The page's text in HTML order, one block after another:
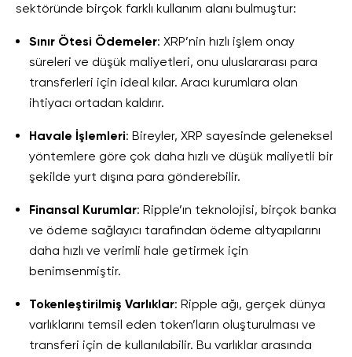
sektöründe birçok farklı kullanım alanı bulmuştur:
Sınır Ötesi Ödemeler: XRP’nin hızlı işlem onay
süreleri ve düşük maliyetleri, onu uluslararası para
transferleri için ideal kılar. Aracı kurumlara olan
ihtiyacı ortadan kaldırır.
Havale İşlemleri: Bireyler, XRP sayesinde geleneksel
yöntemlere göre çok daha hızlı ve düşük maliyetli bir
şekilde yurt dışına para gönderebilir.
Finansal Kurumlar: Ripple’ın teknolojisi, birçok banka
ve ödeme sağlayıcı tarafından ödeme altyapılarını
daha hızlı ve verimli hale getirmek için
benimsenmiştir.
Tokenleştirilmiş Varlıklar: Ripple ağı, gerçek dünya
varlıklarını temsil eden token’ların oluşturulması ve
transferi için de kullanılabilir. Bu varlıklar arasında